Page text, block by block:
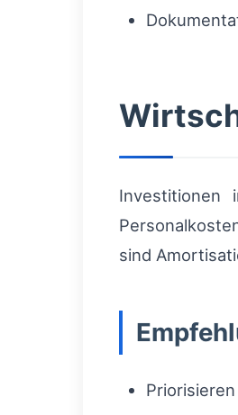
Investitionen
sind